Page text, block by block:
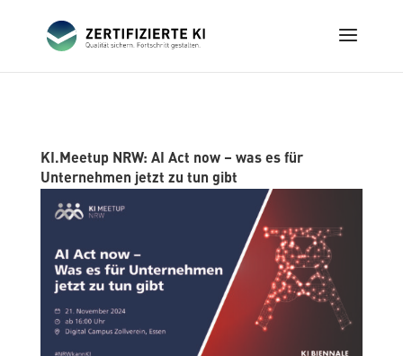
KI.Meetup NRW: AI Act now – was es für
Unternehmen jetzt zu tun gibt